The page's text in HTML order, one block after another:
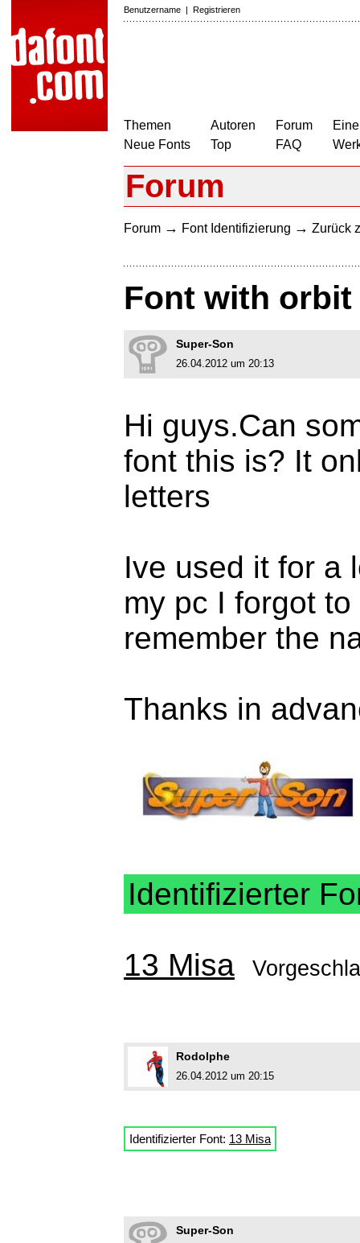
Benutzername | Registrieren
Themen
Neue Fonts
Autoren
Top
Forum
FAQ
Forum
Forum → Font Identifizierung → Zurück
Font with orbit
Super-Son
26.04.2012 um 20:13
Hi guys.Can
font this is? It
letters
Ive used it for a
my pc I forgot
remember the
Thanks in
Identifizierter
13 Misa
Rodolphe
26.04.2012 um 20:15
Identifizierter Font: 13 Misa
Super-Son